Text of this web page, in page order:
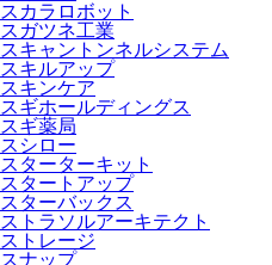
スカラロボット
スガツネ工業
スキャントンネルシステム
スキルアップ
スキンケア
スギホールディングス
スギ薬局
スシロー
スターターキット
スタートアップ
スターバックス
ストラソルアーキテクト
ストレージ
スナップ